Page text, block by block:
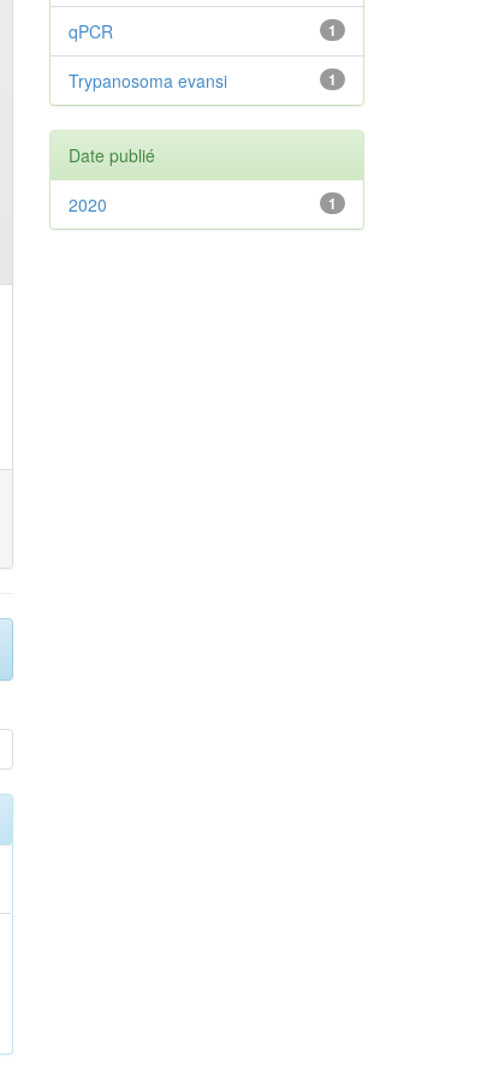
1
qPCR
1
Trypanosoma evansi
Date publié
1
2020